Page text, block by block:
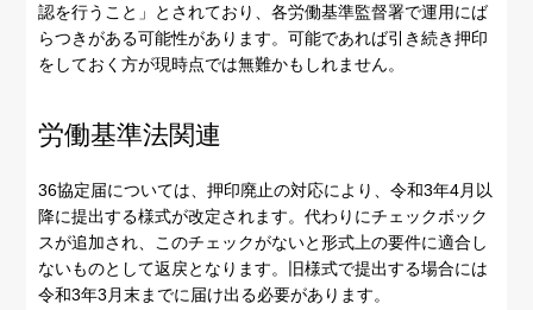
認を行うこと」とされており、各労働基準監督署で運用にば
らつきがある可能性があります。可能であれば引き続き押印
をしておく方が現時点では無難かもしれません。
労働基準法関連
36協定届については、押印廃止の対応により、令和3年4月以
降に提出する様式が改定されます。代わりにチェックボック
スが追加され、このチェックがないと形式上の要件に適合し
ないものとして返戻となります。旧様式で提出する場合には
令和3年3月末までに届け出る必要があります。